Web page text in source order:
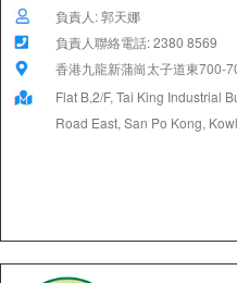
負責人: 郭天娜
負責人聯絡電話: 2380 8569
香港九龍新蒲崗太子道東700-
Flat B,2/F, Tai King Industrial
Road East, San Po Kong,